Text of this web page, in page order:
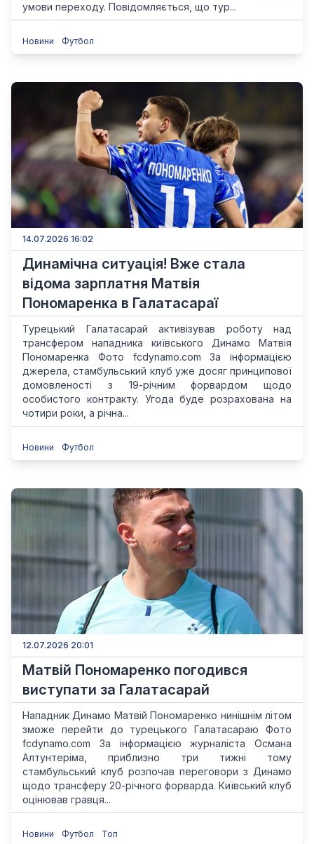
умови переходу. Повідомляється, що тур...
Новини Футбол
14.07.2026 16:02
Динамічна ситуація! Вже стала
відома зарплатня Матвія
Пономаренка в Галатасараї
Турецький Галатасарай активізував роботу над
трансфером нападника київського Динамо Матвія
Пономаренка Фото fcdynamo.com За інформацією
джерела, стамбульський клуб уже досяг принципової
домовленості з 19-річним форвардом щодо
особистого контракту. Угода буде розрахована на
чотири роки, а річна...
Новини Футбол
12.07.2026 20:01
Матвій Пономаренко погодився
виступати за Галатасарай
Нападник Динамо Матвій Пономаренко нинішнім літом
зможе перейти до турецького Галатасараю Фото
fcdynamo.com За інформацією журналіста Османа
Алтунтеріма, приблизно три тижні тому
стамбульський клуб розпочав переговори з Динамо
щодо трансферу 20-річного форварда. Київський клуб
оцінював гравця...
Новини Футбол Топ